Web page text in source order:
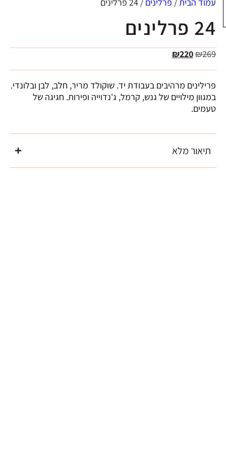
עמוד הבית/פרלינים/ 24 פרלינים
24 פרלינים
₪269
₪220
פרילינים מרהיבים בעבודת יד. שוקולד מריר, חלב, לבן ובלונדי.
במגוון מילויים של גנש, קרמל, ג'נדוייה ופירות. חגיגה של
טעמים.
תיאור מלא